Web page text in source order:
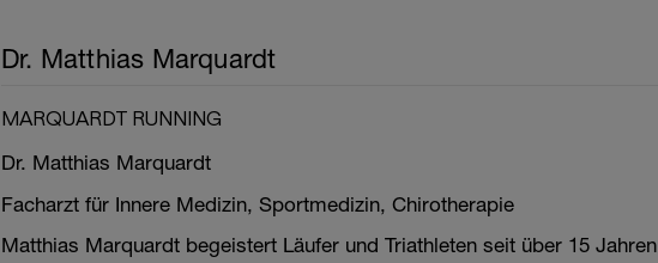
Dr. Matthias Marquardt
MARQUARDT RUNNING
Dr. Matthias Marquardt
Facharzt für Innere Medizin, Sportmedizin, Chirotherapie
Matthias Marquardt begeistert Läufer und Triathleten seit über 15 Jahren